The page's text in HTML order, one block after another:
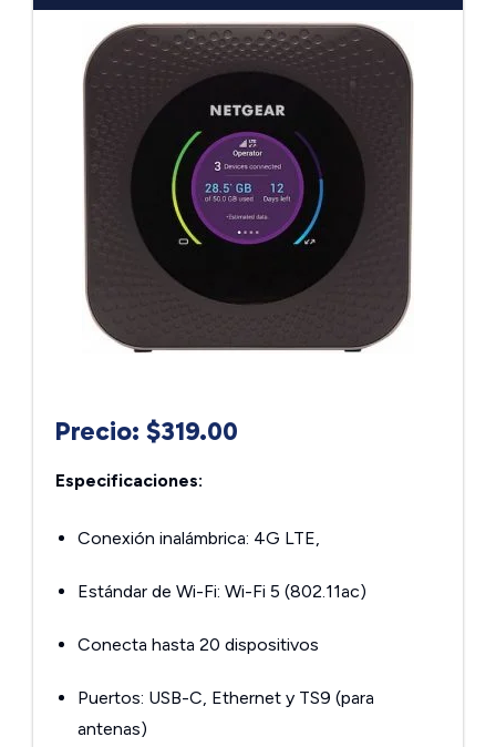
Precio: $319.00
Especificaciones:
Conexión inalámbrica: 4G LTE,
Estándar de Wi-Fi: Wi-Fi 5 (802.11ac)
Conecta hasta 20 dispositivos
Puertos: USB-C, Ethernet y TS9 (para
antenas)